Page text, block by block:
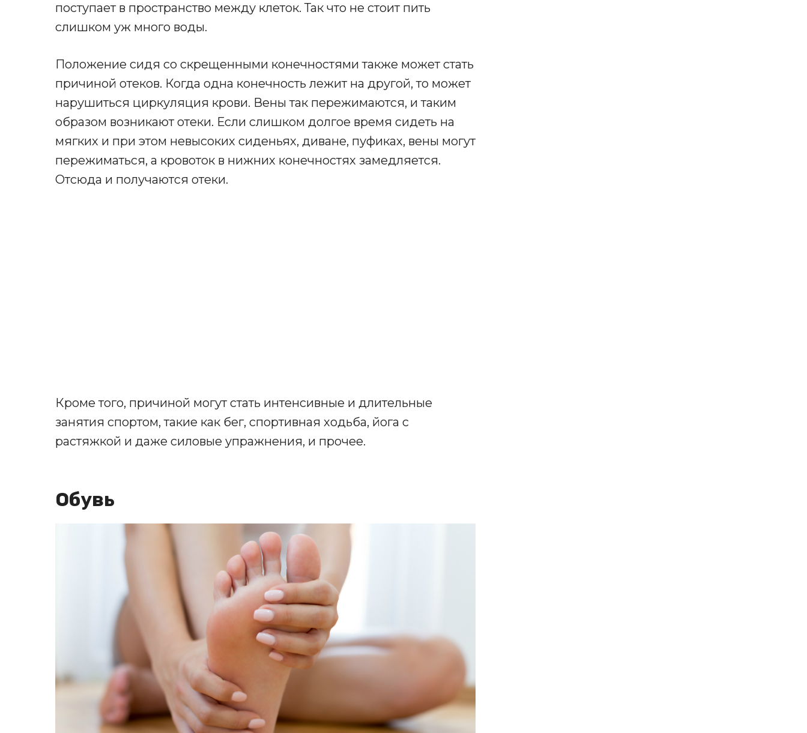
поступает в пространство между клеток. Так что не стоит пить
слишком уж много воды.
Положение сидя со скрещенными конечностями также может стать
причиной отеков. Когда одна конечность лежит на другой, то может
нарушиться циркуляция крови. Вены так пережимаются, и таким
образом возникают отеки. Если слишком долгое время сидеть на
мягких и при этом невысоких сиденьях, диване, пуфиках, вены могут
пережиматься, а кровоток в нижних конечностях замедляется.
Отсюда и получаются отеки.
Кроме того, причиной могут стать интенсивные и длительные
занятия спортом, такие как бег, спортивная ходьба, йога с
растяжкой и даже силовые упражнения, и прочее.
Обувь